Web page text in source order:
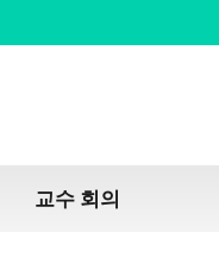
교수 회의